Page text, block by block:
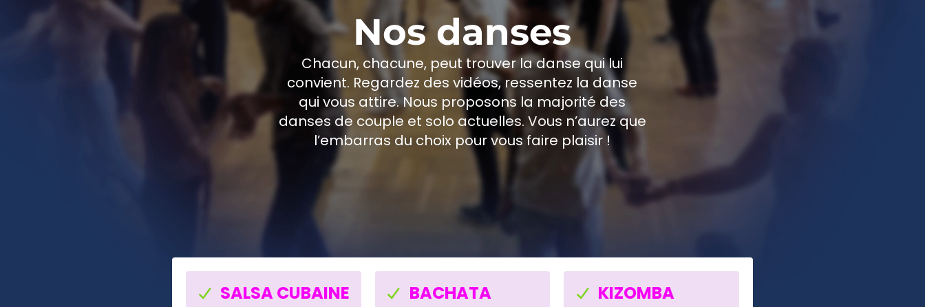
Nos danses
Chacun, chacune, peut trouver la danse qui lui
convient. Regardez des vidéos, ressentez la danse
qui vous attire. Nous proposons la majorité des
danses de couple et solo actuelles. Vous n’aurez que
l’embarras du choix pour vous faire plaisir !
SALSA CUBAINE BACHATA KIZOMBA